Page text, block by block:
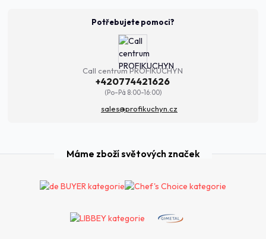
Potřebujete pomoci?
Call centrum PROFIKUCHYN
+420774421626
(Po-Pá 8:00-16:00)
sales@profikuchyn.cz
Máme zboží světových značek